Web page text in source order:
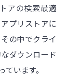
アの検索最適
プリストアに
の中でクライ
ダウンロード
います。